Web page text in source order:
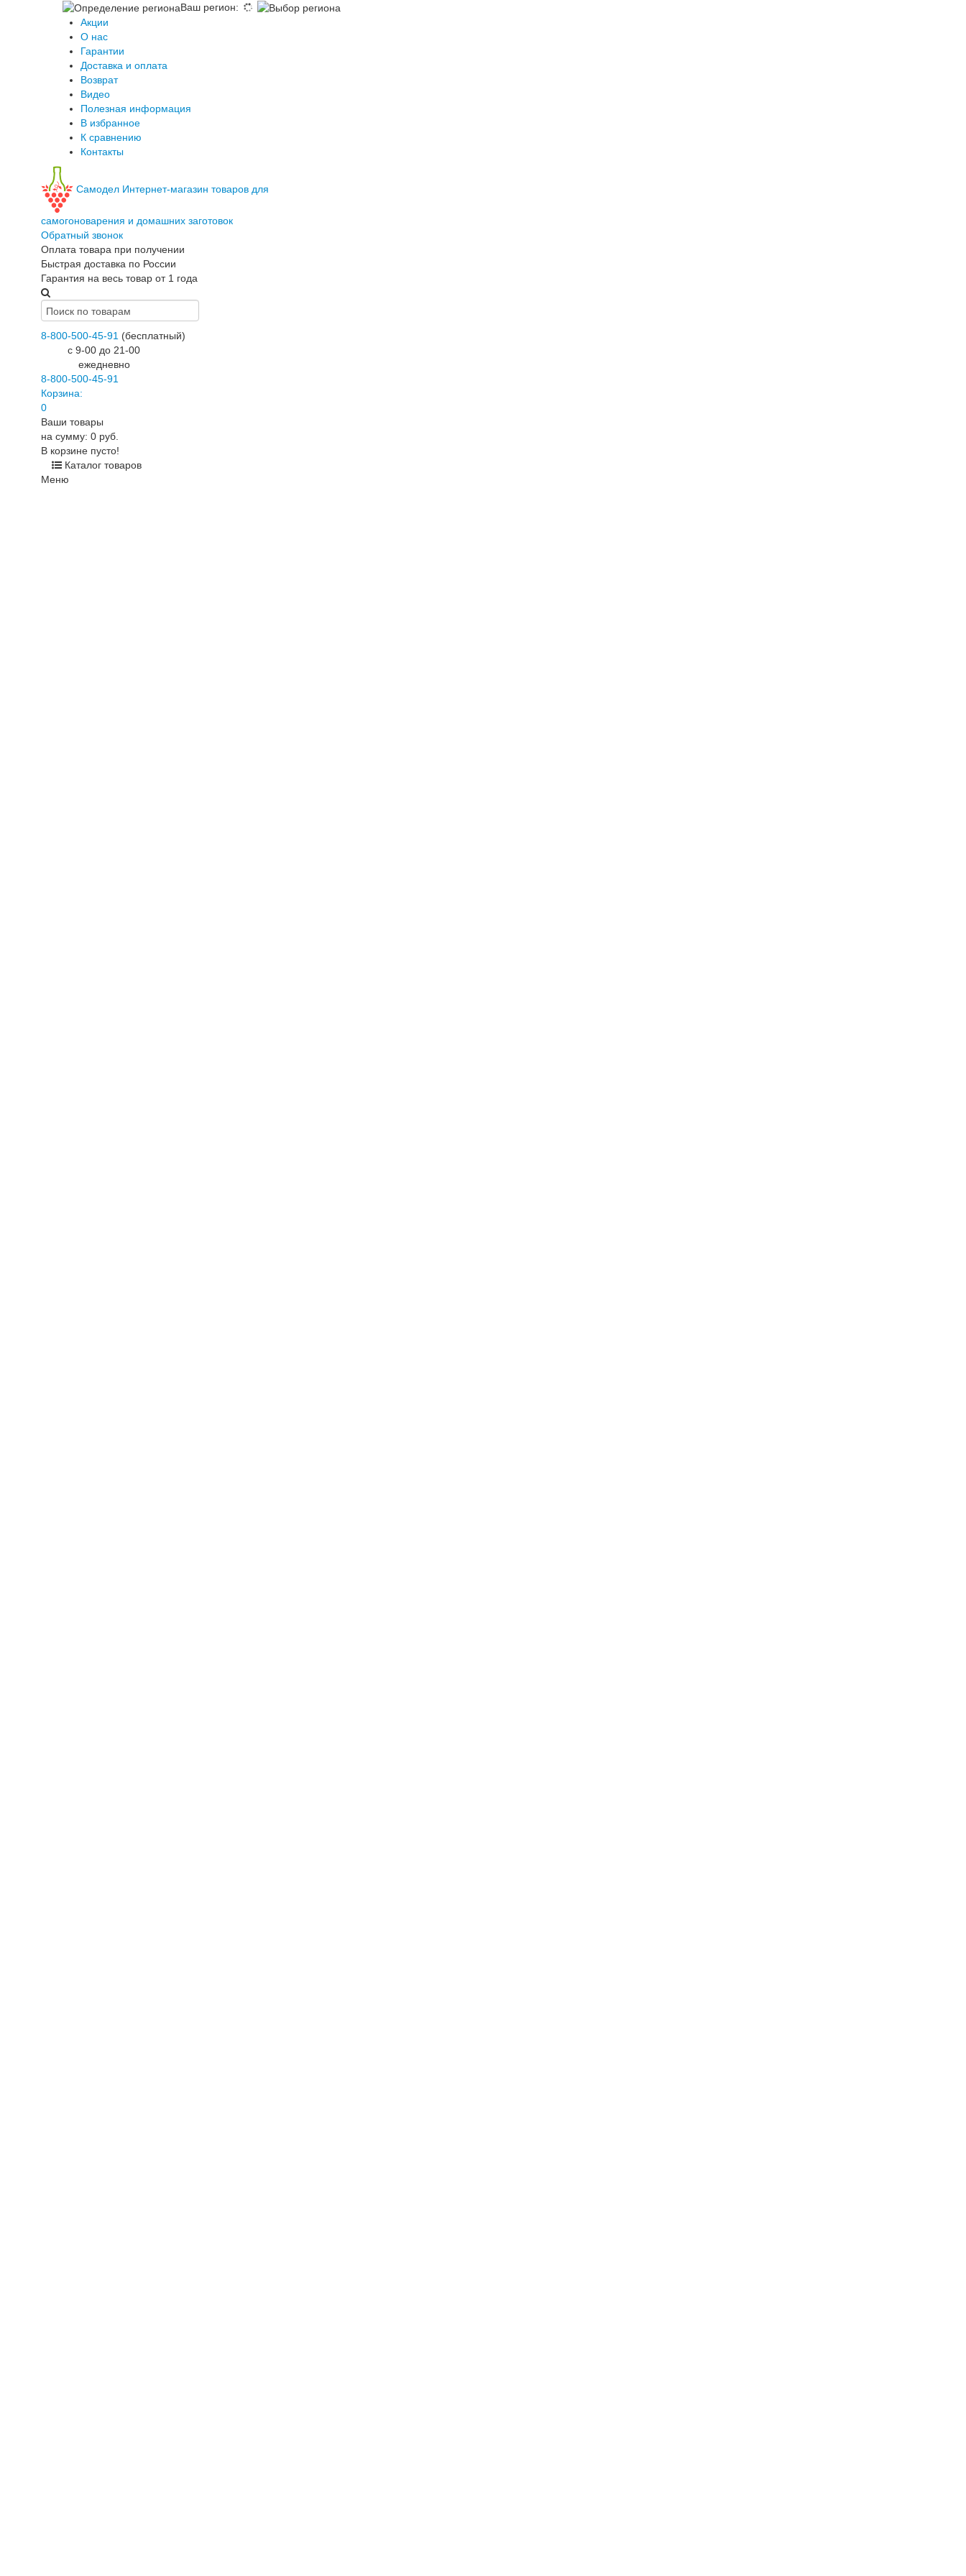
Ваш регион:
Акции
О нас
Гарантии
Доставка и оплата
Возврат
Видео
Полезная информация
В избранное
К сравнению
Контакты
Самодел Интернет-магазин товаров для
самогоноварения и домашних заготовок
Обратный звонок
Оплата товара при получении
Быстрая доставка по России
Гарантия на весь товар от 1 года
8-800-500-45-91 (бесплатный)
c 9-00 до 21-00
ежедневно
8-800-500-45-91
Корзина:
0
Ваши товары
на сумму: 0 руб.
В корзине пусто!
Каталог товаров
Меню